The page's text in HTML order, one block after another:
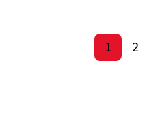
1 2